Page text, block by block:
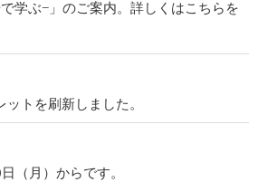
学ぶ−」のご案内。詳しくはこちらを
トを刷新しました。
（月）からです。